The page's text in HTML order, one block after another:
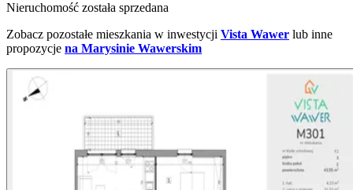
Nieruchomość została sprzedana
Zobacz pozostałe mieszkania w inwestycji Vista Wawer lub inne
propozycje na Marysinie Wawerskim